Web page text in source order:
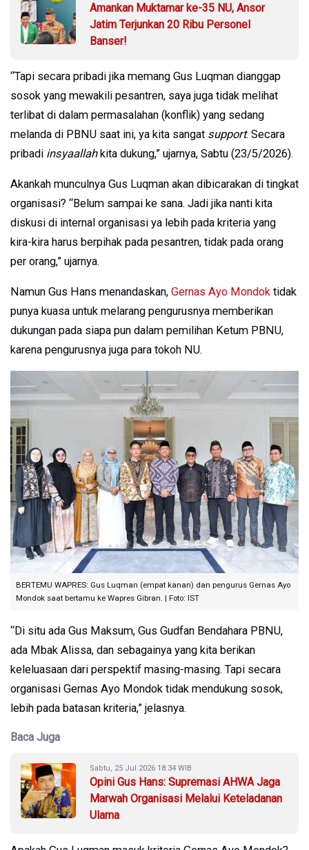
Amankan Muktamar ke-35 NU, Ansor
Jatim Terjunkan 20 Ribu Personel
Banser!
“Tapi secara pribadi jika memang Gus Luqman dianggap
sosok yang mewakili pesantren, saya juga tidak melihat
terlibat di dalam permasalahan (konflik) yang sedang
melanda di PBNU saat ini, ya kita sangat support. Secara
pribadi insyaallahkita dukung,” ujarnya, Sabtu (23/5/2026).
Akankah munculnya Gus Luqman akan dibicarakan di tingkat
organisasi? “Belum sampai ke sana. Jadi jika nanti kita
diskusi di internal organisasi ya lebih pada kriteria yang
kira-kira harus berpihak pada pesantren, tidak pada orang
per orang,” ujarnya.
Namun Gus Hans menandaskan, Gernas Ayo Mondok tidak
punya kuasa untuk melarang pengurusnya memberikan
dukungan pada siapa pun dalam pemilihan Ketum PBNU,
karena pengurusnya juga para tokoh NU.
BERTEMU WAPRES: Gus Luqman (empat kanan) dan pengurus Gernas Ayo
Mondok saat bertamu ke Wapres Gibran. | Foto: IST
“Di situ ada Gus Maksum, Gus Gudfan Bendahara PBNU,
ada Mbak Alissa, dan sebagainya yang kita berikan
keleluasaan dari perspektif masing-masing. Tapi secara
organisasi Gernas Ayo Mondok tidak mendukung sosok,
lebih pada batasan kriteria,” jelasnya.
Baca Juga
Sabtu, 25 Jul 2026 18:34 WIB
Opini Gus Hans: Supremasi AHWA Jaga
Marwah Organisasi Melalui Keteladanan
Ulama